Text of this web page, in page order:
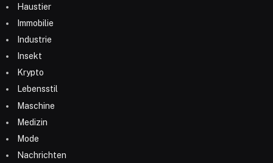
Haustier
Immobilie
Industrie
Insekt
Krypto
Lebensstil
Maschine
Medizin
Mode
Nachrichten